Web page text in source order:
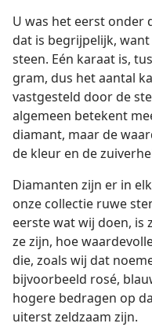
U was het eerst onder
dat is begrijpelijk,
steen. Eén karaat is,
gram, dus het aantal
vastgesteld door de
algemeen betekent
diamant, maar de
de kleur en de
Diamanten zijn er in
onze collectie ruwe
eerste wat wij doen,
ze zijn, hoe
die, zoals wij dat
bijvoorbeeld rosé,
hogere bedragen op
uiterst zeldzaam zijn.